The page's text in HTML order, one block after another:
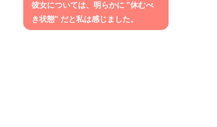
彼女については、明らかに "休むべ
き状態" だと私は感じました。